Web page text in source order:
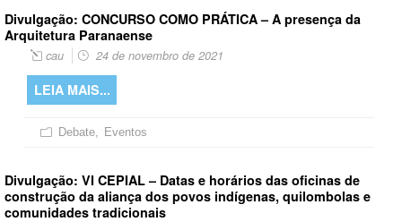
Divulgação: CONCURSO COMO PRÁTICA – A presença da
Arquitetura Paranaense
cau 24 de novembro de 2021
LEIA MAIS...
Debate, Eventos
Divulgação: VI CEPIAL – Datas e horários das oficinas de
construção da aliança dos povos indígenas, quilombolas e
comunidades tradicionais